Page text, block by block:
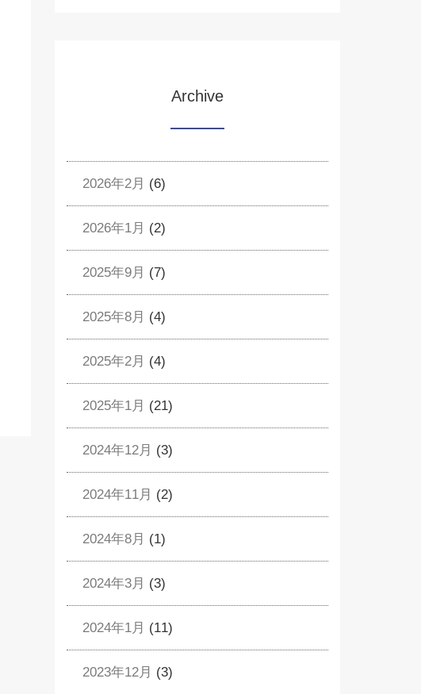
Archive
2026年2月 (6)
2026年1月 (2)
2025年9月 (7)
2025年8月 (4)
2025年2月 (4)
2025年1月 (21)
2024年12月 (3)
2024年11月 (2)
2024年8月 (1)
2024年3月 (3)
2024年1月 (11)
2023年12月 (3)